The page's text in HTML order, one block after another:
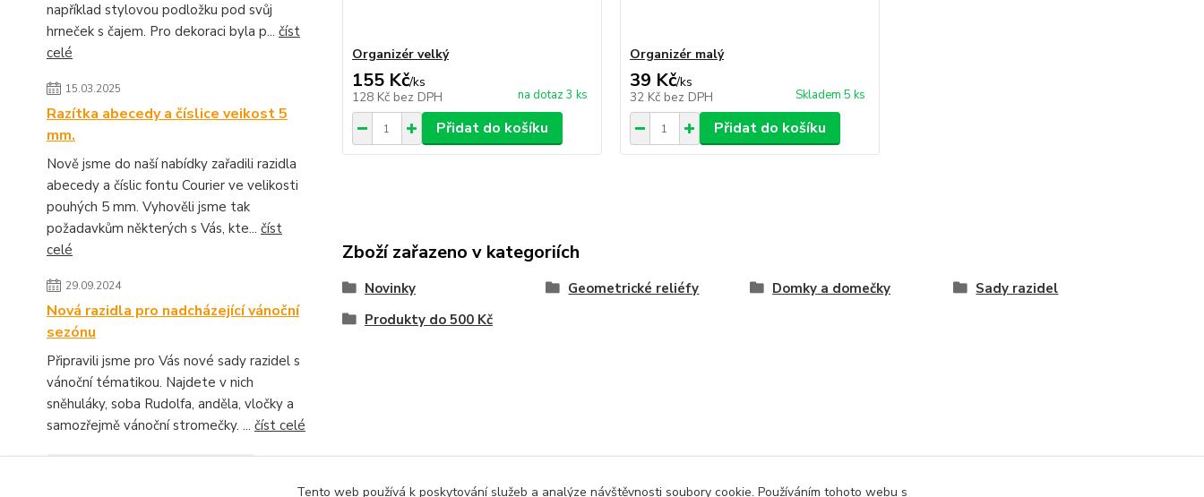
například stylovou podložku pod svůj
hrneček s čajem. Pro dekoraci byla p... číst
celé
15.03.2025
Razítka abecedy a číslice veikost 5
mm.
Nově jsme do naší nabídky zařadili razidla
abecedy a číslic fontu Courier ve velikosti
pouhých 5 mm. Vyhověli jsme tak
požadavkům některých s Vás, kte... číst
celé
29.09.2024
Nová razidla pro nadcházející vánoční
sezónu
Připravili jsme pro Vás nové sady razidel s
vánoční tématikou. Najdete v nich
sněhuláky, soba Rudolfa, anděla, vločky a
samozřejmě vánoční stromečky. ... číst celé
Organizér velký
155 Kč/ks
128 Kč bez DPH na dotaz 3 ks
Přidat do košíku
Organizér malý
39 Kč/ks
32 Kč bez DPH Skladem 5 ks
Přidat do košíku
Zboží zařazeno v kategoriích
Novinky Geometrické reliéfy Domky a domečky
Sady razidel
Produkty do 500 Kč
Tento web používá k poskytování služeb a analýze návštěvnosti soubory cookie. Používáním tohoto webu s